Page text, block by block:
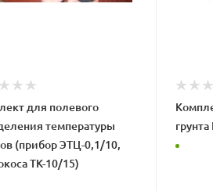
для полевого
температуры
(прибор ЭТЦ-0,1/10,
ТК-10/15)